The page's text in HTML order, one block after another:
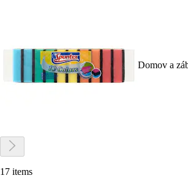
Domov a
17 items